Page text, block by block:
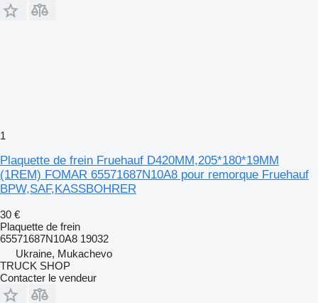
1
Plaquette de frein Fruehauf D420MM,205*180*19MM
(1REM) FOMAR 65571687N10A8 pour remorque Fruehauf
BPW,SAF,KASSBOHRER
30 €
Plaquette de frein
65571687N10A8 19032
Ukraine, Mukachevo
TRUCK SHOP
Contacter le vendeur